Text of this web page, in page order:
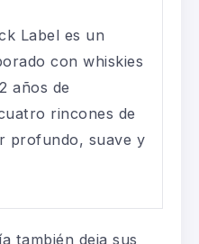
Label es un
con whiskies
años de
rincones de
profundo, suave y
también deja sus